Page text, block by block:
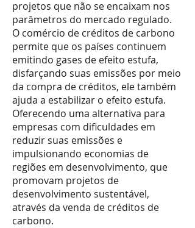
projetos que não se encaixam nos
parâmetros do mercado regulado.
O comércio de créditos de carbono
permite que os países continuem
emitindo gases de efeito estufa,
disfarçando suas emissões por meio
da compra de créditos, ele também
ajuda a estabilizar o efeito estufa.
Oferecendo uma alternativa para
empresas com dificuldades em
reduzir suas emissões e
impulsionando economias de
regiões em desenvolvimento, que
promovam projetos de
desenvolvimento sustentável,
através da venda de créditos de
carbono.